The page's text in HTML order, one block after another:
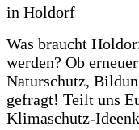
Was braucht
werden? Ob
Naturschutz,
gefragt! Teilt uns
Klimaschutz-